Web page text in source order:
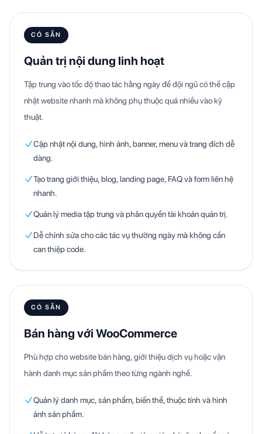
CÓ SẴN
Quản trị nội dung linh hoạt
Tập trung vào tốc độ thao tác hằng ngày để đội ngũ có thể cập
nhật website nhanh mà không phụ thuộc quá nhiều vào kỹ
thuật.
Cập nhật nội dung, hình ảnh, banner, menu và trang đích dễ
dàng.
Tạo trang giới thiệu, blog, landing page, FAQ và form liên hệ
nhanh.
Quản lý media tập trung và phân quyền tài khoản quản trị.
Dễ chỉnh sửa cho các tác vụ thường ngày mà không cần
can thiệp code.
CÓ SẴN
Bán hàng với WooCommerce
Phù hợp cho website bán hàng, giới thiệu dịch vụ hoặc vận
hành danh mục sản phẩm theo từng ngành nghề.
Quản lý danh mục, sản phẩm, biến thể, thuộc tính và hình
ảnh sản phẩm.